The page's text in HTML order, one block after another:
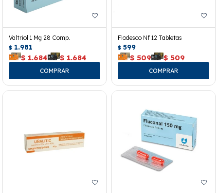
Valtriol 1 Mg 28 Comp.
$ 1.981
$ 1.684 $ 1.684
Flodesco Nf 12 Tabletas
$ 599
$ 509 $ 509